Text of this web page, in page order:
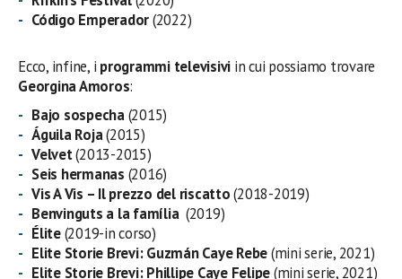
Código Emperador(2022)
Ecco, infine, i programmi televisivi in cui possiamo trovare
Georgina Amoros:
Bajo sospecha(2015)
Águila Roja(2015)
Velvet(2013-2015)
Seis hermanas (2016)
Vis A Vis – Il prezzo del riscatto(2018-2019)
Benvinguts a la família(2019)
Élite(2019-in corso)
Elite Storie Brevi: Guzmán Caye Rebe(mini serie, 2021)
Elite Storie Brevi: Phillipe Caye Felipe(mini serie, 2021)